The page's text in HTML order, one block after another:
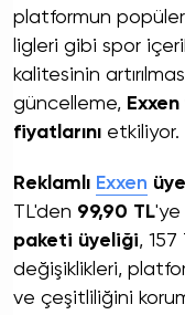
platformun popüler
ligleri gibi spor
kalitesinin
güncelleme,
fiyatlarını etkiliyor.
Reklamlı Exxen
TL'den 99,90 TL'ye
paketi üyeliği, 157
değişiklikleri,
ve çeşitliliğini